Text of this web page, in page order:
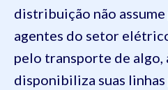
distribuição não
agentes do setor
pelo transporte de algo,
disponibiliza suas linhas